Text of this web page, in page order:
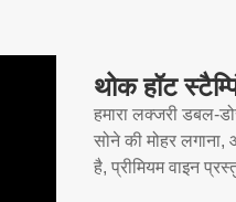
थोक हॉट
हमारा लक्जरी डबल-
सोने की मोहर लगाना,
है, प्रीमियम वाइन